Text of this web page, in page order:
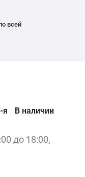
всей
я
В наличии
до 18:00,